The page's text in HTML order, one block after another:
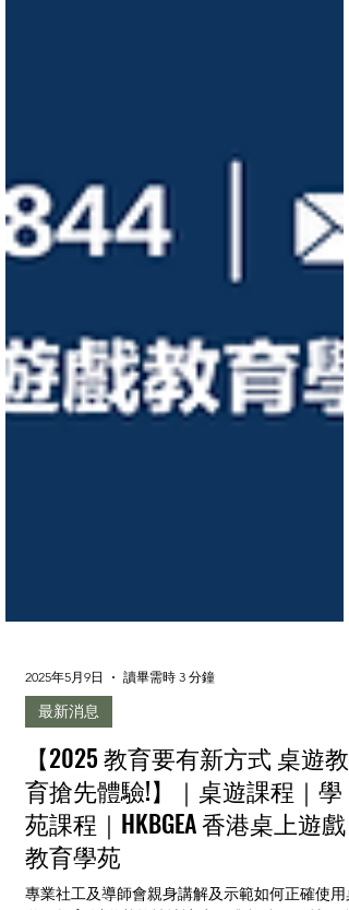
2025年5月9日
最新消息
【2025 教育要有新方式 桌遊教
育搶先體驗!】｜桌遊課程｜學
苑課程｜HKBGEA 香港桌上遊戲
教育學苑